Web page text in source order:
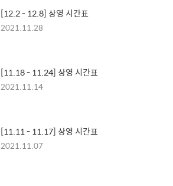
[12.2 - 12.8] 상영 시간표
2021.11.28
[11.18 - 11.24] 상영 시간표
2021.11.14
[11.11 - 11.17] 상영 시간표
2021.11.07